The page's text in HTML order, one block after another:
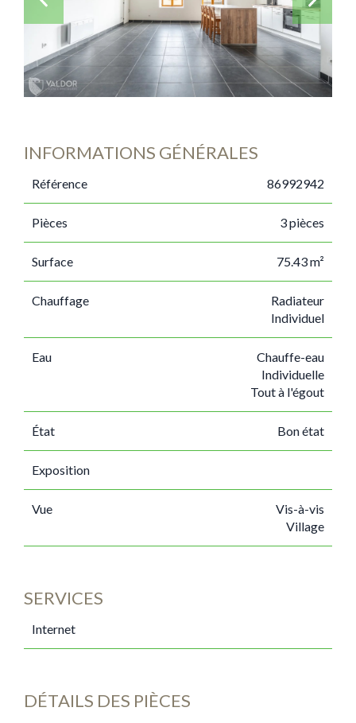
INFORMATIONS GÉNÉRALES
Référence 86992942
Pièces 3 pièces
Surface 75.43 m²
Chauffage
Radiateur
Individuel
Eau
Chauffe-eau
Individuelle
Tout à l'égout
État Bon état
Exposition
Vue
Vis-à-vis
Village
SERVICES
Internet
DÉTAILS DES PIÈCES